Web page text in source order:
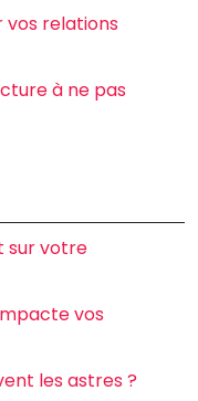
vos relations
à ne pas
sur votre
vos
les astres ?